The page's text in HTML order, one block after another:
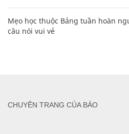
Mẹo học thuộc Bảng tuần hoàn
câu nói vui vẻ
CHUYÊN TRANG CỦA BÁO